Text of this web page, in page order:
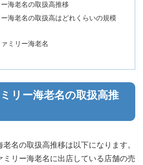
海老名の取扱高推移
海老名の取扱高はどれくらいの規模
ミリー海老名
リー海老名の取扱高推
名の取扱高推移は以下になります。
ミリー海老名に出店している店舗の売